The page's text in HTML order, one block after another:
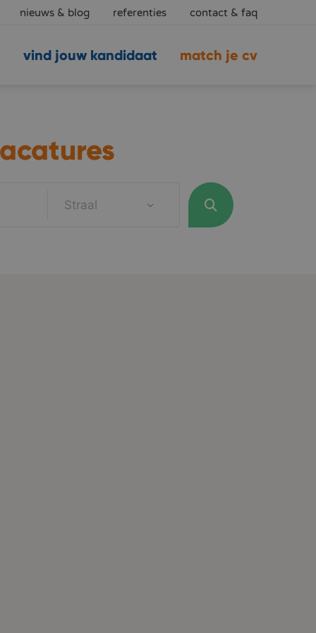
nieuws & blog referenties contact & faq
match je cv
vind jouw kandidaat
Straal